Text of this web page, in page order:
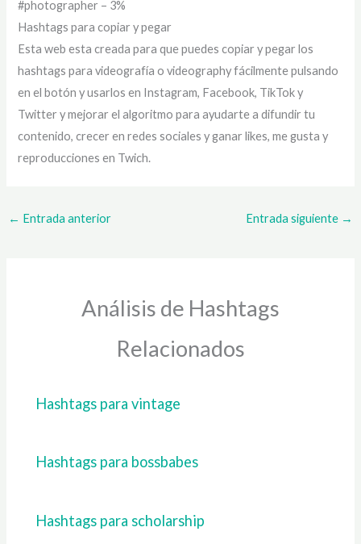
#photographer – 3%
Hashtags para copiar y pegar
Esta web esta creada para que puedes copiar y pegar los
hashtags para videografía o videography fácilmente pulsando
en el botón y usarlos en Instagram, Facebook, TikTok y
Twitter y mejorar el algoritmo para ayudarte a difundir tu
contenido, crecer en redes sociales y ganar likes, me gusta y
reproducciones en Twich.
← Entrada anterior Entrada siguiente →
Análisis de Hashtags
Relacionados
Hashtags para vintage
Hashtags para bossbabes
Hashtags para scholarship